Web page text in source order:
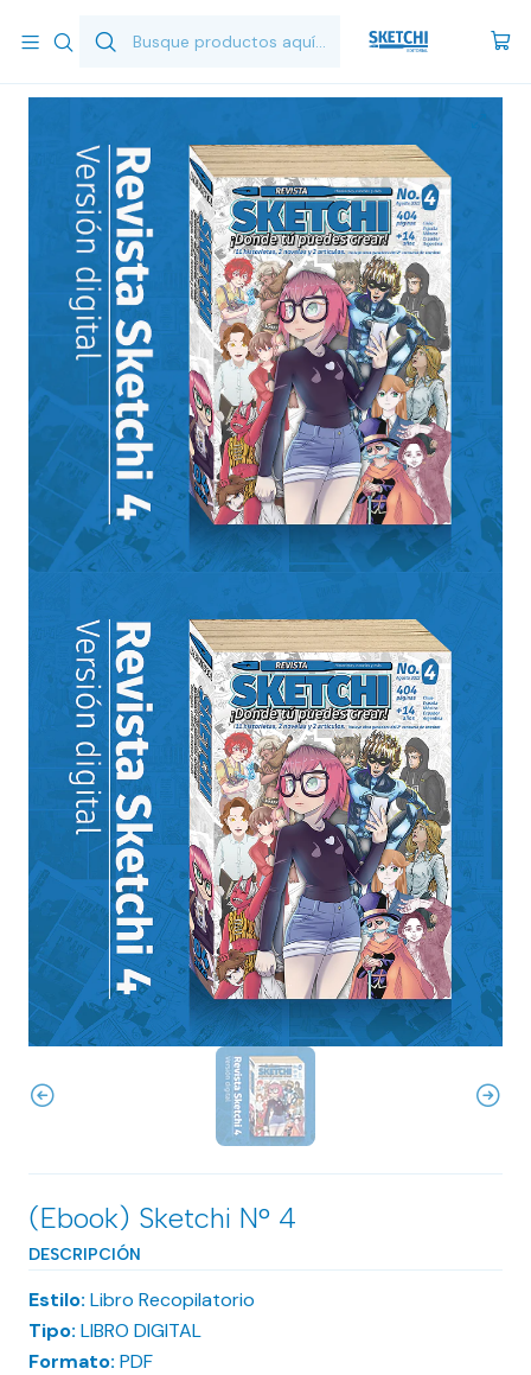
(Ebook) Sketchi N° 4
DESCRIPCIÓN
Estilo: Libro Recopilatorio
Tipo: LIBRO DIGITAL
Formato: PDF